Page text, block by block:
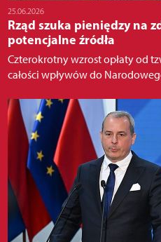
25.06.2026
Rząd szuka pieniędzy na
potencjalne źródła
Czterokrotny wzrost opłaty od
całości wpływów do